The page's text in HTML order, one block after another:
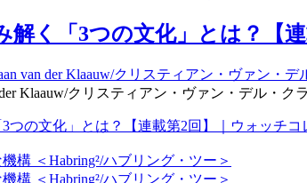
解く「3つの文化」とは？【
Klaauw/クリスティアン・ヴァン・デル・ク